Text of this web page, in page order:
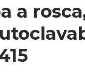
a